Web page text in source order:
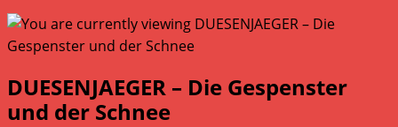
DUESENJAEGER – Die Gespenster
und der Schnee